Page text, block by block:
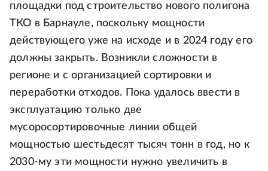
площадки под строительство нового полигона
ТКО в Барнауле, поскольку мощности
действующего уже на исходе и в 2024 году его
должны закрыть. Возникли сложности в
регионе и с организацией сортировки и
переработки отходов. Пока удалось ввести в
эксплуатацию только две
мусоросортировочные линии общей
мощностью шестьдесят тысяч тонн в год, но к
2030-му эти мощности нужно увеличить в